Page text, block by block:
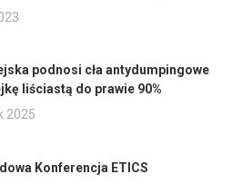
podnosi cła antydumpingowe
liściastą do prawie 90%
2025
Konferencja ETICS